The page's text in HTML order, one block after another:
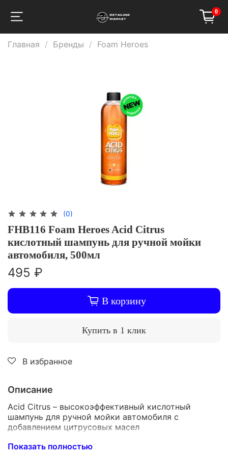
0
Главная Бренды Foam Heroes
(0)
FHB116 Foam Heroes Acid Citrus
кислотный шампунь для ручной мойки
автомобиля, 500мл
495 ₽
В корзину
Купить в 1 клик
В избранное
Описание
Acid Citrus – высокоэффективный кислотный
шампунь для ручной мойки автомобиля с
добавлением цитрусовых масел
Предназначен для нейтрализации щелочи после
Показать полностью